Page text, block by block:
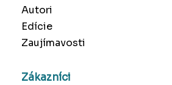
Autori
Edície
Zaujímavosti
Zákazníci